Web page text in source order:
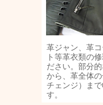
革ジャン、革
ト等革衣類の
ださい。部分
から、革全体
チェンジ）ま
す。